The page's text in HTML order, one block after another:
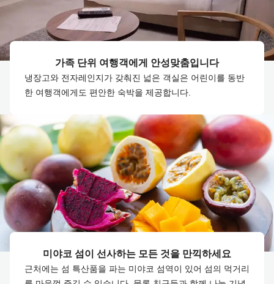
가족 단위 여행객에게 안성맞춤입니다
냉장고와 전자레인지가 갖춰진 넓은 객실은 어린이를 동반
한 여행객에게도 편안한 숙박을 제공합니다.
미야코 섬이 선사하는 모든 것을 만끽하세요
근처에는 섬 특산품을 파는 미야코 섬역이 있어 섬의 먹거리